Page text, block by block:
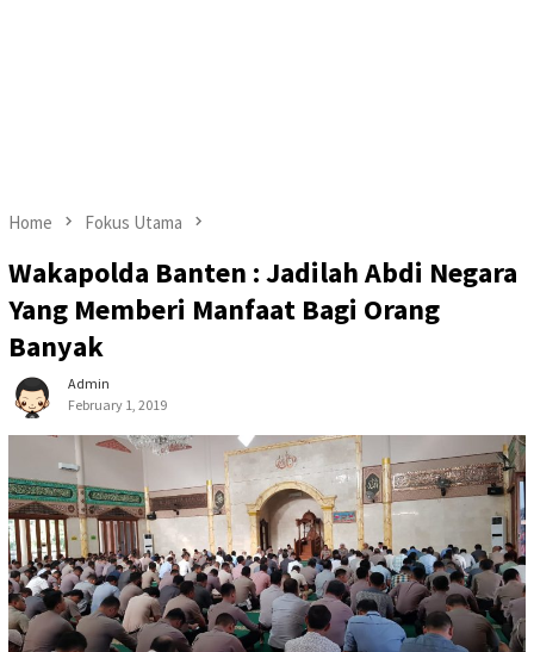
Home Fokus Utama
Wakapolda Banten : Jadilah Abdi Negara
Yang Memberi Manfaat Bagi Orang
Banyak
Admin
February 1, 2019